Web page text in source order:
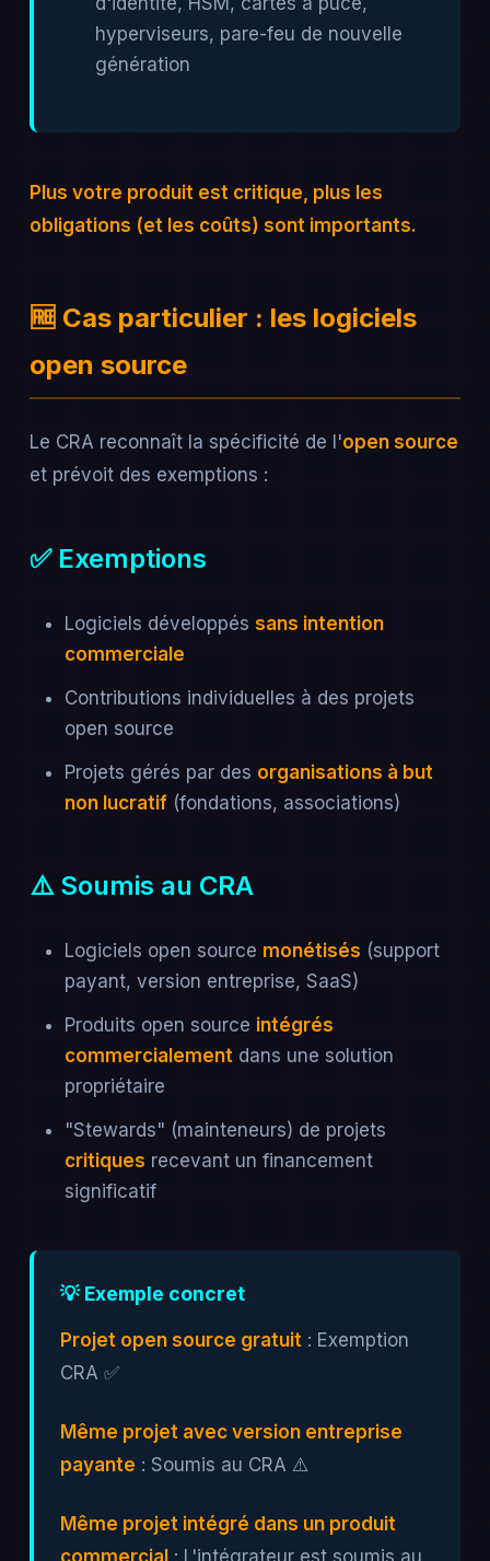
hyperviseurs, pare-feu de nouvelle
génération
Plus votre produit est critique, plus les
obligations (et les coûts) sont importants.
🆓 Cas particulier : les logiciels
open source
Le CRA reconnaît la spécificité de l'open source
et prévoit des exemptions :
✅ Exemptions
Logiciels développés sans intention
commerciale
Contributions individuelles à des projets
open source
Projets gérés par des organisations à but
non lucratif(fondations, associations)
⚠️ Soumis au CRA
Logiciels open source monétisés (support
payant, version entreprise, SaaS)
Produits open source intégrés
commercialementdans une solution
propriétaire
"Stewards" (mainteneurs) de projets
critiques recevant un financement
significatif
💡 Exemple concret
Projet open source gratuit: Exemption
CRA ✅
Même projet avec version entreprise
payante : Soumis au CRA ⚠️
Même projet intégré dans un produit
commercial : L'intégrateur est soumis au